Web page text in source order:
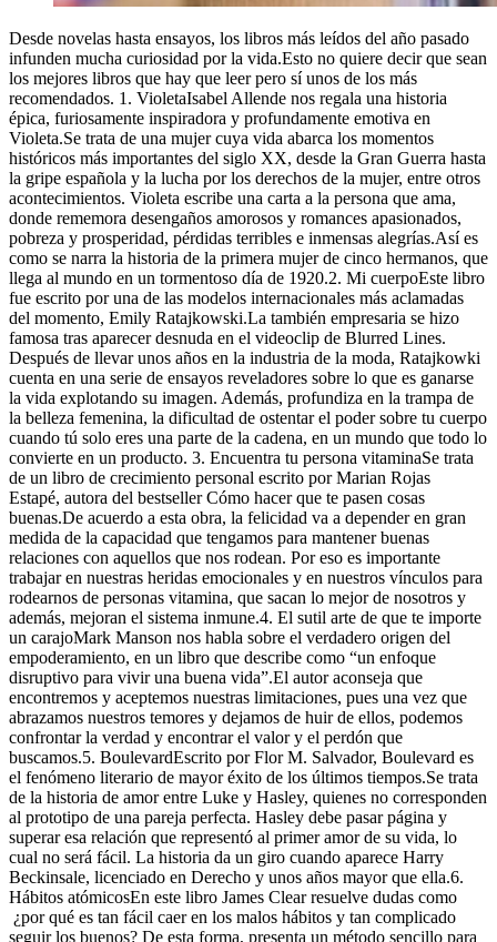
Desde novelas hasta ensayos, los libros más leídos del año pasado
infunden mucha curiosidad por la vida.Esto no quiere decir que sean
los mejores libros que hay que leer pero sí unos de los más
recomendados. 1. VioletaIsabel Allende nos regala una historia
épica, furiosamente inspiradora y profundamente emotiva en
Violeta.Se trata de una mujer cuya vida abarca los momentos
históricos más importantes del siglo XX, desde la Gran Guerra hasta
la gripe española y la lucha por los derechos de la mujer, entre otros
acontecimientos. Violeta escribe una carta a la persona que ama,
donde rememora desengaños amorosos y romances apasionados,
pobreza y prosperidad, pérdidas terribles e inmensas alegrías.Así es
como se narra la historia de la primera mujer de cinco hermanos, que
llega al mundo en un tormentoso día de 1920.2. Mi cuerpoEste libro
fue escrito por una de las modelos internacionales más aclamadas
del momento, Emily Ratajkowski.La también empresaria se hizo
famosa tras aparecer desnuda en el videoclip de Blurred Lines.
Después de llevar unos años en la industria de la moda, Ratajkowki
cuenta en una serie de ensayos reveladores sobre lo que es ganarse
la vida explotando su imagen. Además, profundiza en la trampa de
la belleza femenina, la dificultad de ostentar el poder sobre tu cuerpo
cuando tú solo eres una parte de la cadena, en un mundo que todo lo
convierte en un producto. 3. Encuentra tu persona vitaminaSe trata
de un libro de crecimiento personal escrito por Marian Rojas
Estapé, autora del bestseller Cómo hacer que te pasen cosas
buenas.De acuerdo a esta obra, la felicidad va a depender en gran
medida de la capacidad que tengamos para mantener buenas
relaciones con aquellos que nos rodean. Por eso es importante
trabajar en nuestras heridas emocionales y en nuestros vínculos para
rodearnos de personas vitamina, que sacan lo mejor de nosotros y
además, mejoran el sistema inmune.4. El sutil arte de que te importe
un carajoMark Manson nos habla sobre el verdadero origen del
empoderamiento, en un libro que describe como “un enfoque
disruptivo para vivir una buena vida”.El autor aconseja que
encontremos y aceptemos nuestras limitaciones, pues una vez que
abrazamos nuestros temores y dejamos de huir de ellos, podemos
confrontar la verdad y encontrar el valor y el perdón que
buscamos.5. BoulevardEscrito por Flor M. Salvador, Boulevard es
el fenómeno literario de mayor éxito de los últimos tiempos.Se trata
de la historia de amor entre Luke y Hasley, quienes no corresponden
al prototipo de una pareja perfecta. Hasley debe pasar página y
superar esa relación que representó al primer amor de su vida, lo
cual no será fácil. La historia da un giro cuando aparece Harry
Beckinsale, licenciado en Derecho y unos años mayor que ella.6.
Hábitos atómicosEn este libro James Clear resuelve dudas como
¿por qué es tan fácil caer en los malos hábitos y tan complicado
seguir los buenos? De esta forma, presenta un método sencillo para